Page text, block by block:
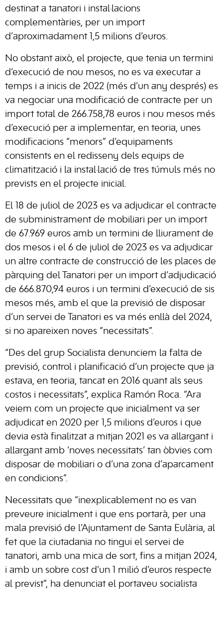
destinat a tanatori i instal·lacions
complementàries, per un import
d’aproximadament 1,5 milions d’euros.
No obstant això, el projecte, que tenia un termini
d’execució de nou mesos, no es va executar a
temps i a inicis de 2022 (més d’un any després) es
va negociar una modificació de contracte per un
import total de 266.758,78 euros i nou mesos més
d’execució per a implementar, en teoria, unes
modificacions “menors” d’equipaments
consistents en el redisseny dels equips de
climatització i la instal·lació de tres túmuls més no
prevists en el projecte inicial.
El 18 de juliol de 2023 es va adjudicar el contracte
de subministrament de mobiliari per un import
de 67.969 euros amb un termini de lliurament de
dos mesos i el 6 de juliol de 2023 es va adjudicar
un altre contracte de construcció de les places de
pàrquing del Tanatori per un import d’adjudicació
de 666.870,94 euros i un termini d’execució de sis
mesos més, amb el que la previsió de disposar
d’un servei de Tanatori es va més enllà del 2024,
si no apareixen noves “necessitats”.
“Des del grup Socialista denunciem la falta de
previsió, control i planificació d’un projecte que ja
estava, en teoria, tancat en 2016 quant als seus
costos i necessitats”, explica Ramón Roca. “Ara
veiem com un projecte que inicialment va ser
adjudicat en 2020 per 1,5 milions d’euros i que
devia està finalitzat a mitjan 2021 es va allargant i
allargant amb ‘noves necessitats’ tan òbvies com
disposar de mobiliari o d’una zona d’aparcament
en condicions”.
Necessitats que “inexplicablement no es van
preveure inicialment i que ens portarà, per una
mala previsió de l’Ajuntament de Santa Eulària, al
fet que la ciutadania no tingui el servei de
tanatori, amb una mica de sort, fins a mitjan 2024,
i amb un sobre cost d’un 1 milió d’euros respecte
al previst”, ha denunciat el portaveu socialista